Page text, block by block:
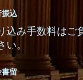
振込
込み手数料はご
い。
留